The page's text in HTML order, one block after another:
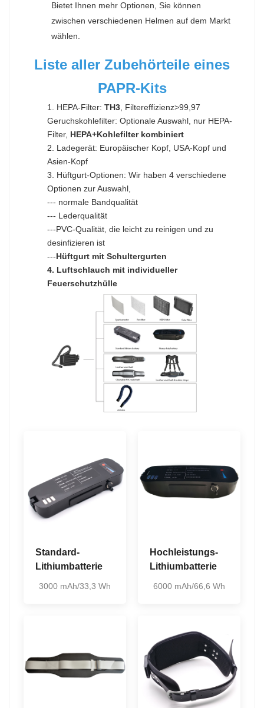
Bietet Ihnen mehr Optionen, Sie können
zwischen verschiedenen Helmen auf dem Markt
wählen.
Liste aller Zubehörteile eines
PAPR-Kits
1. HEPA-Filter: TH3 , Filtereffizienz>99,97
Geruchskohlefilter: Optionale Auswahl, nur HEPA-
Filter, HEPA+Kohlefilter kombiniert
2. Ladegerät: Europäischer Kopf, USA-Kopf und
Asien-Kopf
3. Hüftgurt-Optionen: Wir haben 4 verschiedene
Optionen zur Auswahl,
--- normale Bandqualität
--- Lederqualität
---PVC-Qualität, die leicht zu reinigen und zu
desinfizieren ist
---Hüftgurt mit Schultergurten
4. Luftschlauch mit individueller
Feuerschutzhülle
Standard-
Lithiumbatterie
3000 mAh/33,3 Wh
Hochleistungs-
Lithiumbatterie
6000 mAh/66,6 Wh